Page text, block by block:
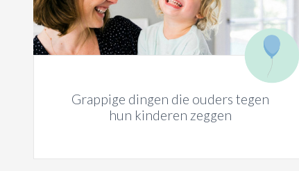
Grappige dingen die ouders tegen
hun kinderen zeggen